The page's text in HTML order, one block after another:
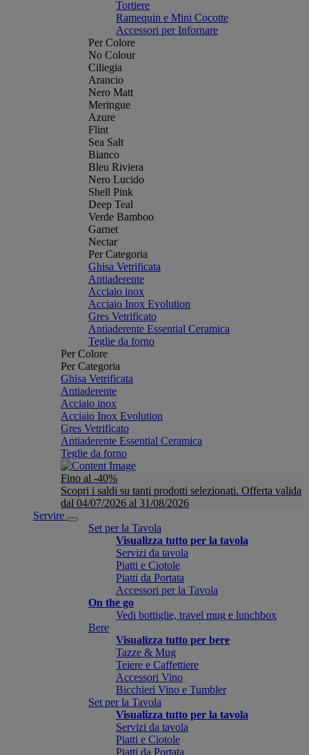
Tortiere
Ramequin e Mini Cocotte
Accessori per Infornare
Per Colore
No Colour
Ciliegia
Arancio
Nero Matt
Meringue
Azure
Flint
Sea Salt
Bianco
Bleu Riviera
Nero Lucido
Shell Pink
Deep Teal
Verde Bamboo
Garnet
Nectar
Per Categoria
Ghisa Vetrificata
Antiaderente
Acciaio inox
Acciaio Inox Evolution
Gres Vetrificato
Antiaderente Essential Ceramica
Teglie da forno
Per Colore
Per Categoria
Ghisa Vetrificata
Antiaderente
Acciaio inox
Acciaio Inox Evolution
Gres Vetrificato
Antiaderente Essential Ceramica
Teglie da forno
Fino al -40%
Scopri i saldi su tanti prodotti selezionati. Offerta valida
dal 04/07/2026 al 31/08/2026
Servire
Set per la Tavola
Visualizza tutto per la tavola
Servizi da tavola
Piatti e Ciotole
Piatti da Portata
Accessori per la Tavola
On the go
Vedi bottiglie, travel mug e lunchbox
Bere
Visualizza tutto per bere
Tazze & Mug
Teiere e Caffettiere
Accessori Vino
Bicchieri Vino e Tumbler
Set per la Tavola
Visualizza tutto per la tavola
Servizi da tavola
Piatti e Ciotole
Piatti da Portata